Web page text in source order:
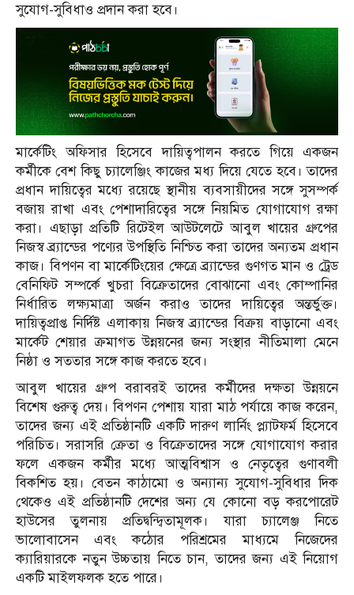
সুযোগ-সুবিধাও প্রদান করা হবে।
মার্কেটিং অফিসার হিসেবে দায়িত্বপালন করতে গিয়ে একজন
কর্মীকে বেশ কিছু চ্যালেঞ্জিং কাজের মধ্য দিয়ে যেতে হবে। তাদের
প্রধান দায়িত্বের মধ্যে রয়েছে স্থানীয় ব্যবসায়ীদের সঙ্গে সুসম্পর্ক
বজায় রাখা এবং পেশাদারিত্বের সঙ্গে নিয়মিত যোগাযোগ রক্ষা
করা। এছাড়া প্রতিটি রিটেইল আউটলেটে আবুল খায়ের গ্রুপের
নিজস্ব ব্র্যান্ডের পণ্যের উপস্থিতি নিশ্চিত করা তাদের অন্যতম প্রধান
কাজ। বিপণন বা মার্কেটিংয়ের ক্ষেত্রে ব্র্যান্ডের গুণগত মান ও ট্রেড
বেনিফিট সম্পর্কে খুচরা বিক্রেতাদের বোঝানো এবং কোম্পানির
নির্ধারিত লক্ষ্যমাত্রা অর্জন করাও তাদের দায়িত্বের অন্তর্ভুক্ত।
দায়িত্বপ্রাপ্ত নির্দিষ্ট এলাকায় নিজস্ব ব্র্যান্ডের বিক্রয় বাড়ানো এবং
মার্কেট শেয়ার ক্রমাগত উন্নয়নের জন্য সংস্থার নীতিমালা মেনে
নিষ্ঠা ও সততার সঙ্গে কাজ করতে হবে।
আবুল খায়ের গ্রুপ বরাবরই তাদের কর্মীদের দক্ষতা উন্নয়নে
বিশেষ গুরুত্ব দেয়। বিপণন পেশায় যারা মাঠ পর্যায়ে কাজ করেন,
তাদের জন্য এই প্রতিষ্ঠানটি একটি দারুণ লার্নিং প্ল্যাটফর্ম হিসেবে
পরিচিত। সরাসরি ক্রেতা ও বিক্রেতাদের সঙ্গে যোগাযোগ করার
ফলে একজন কর্মীর মধ্যে আত্মবিশ্বাস ও নেতৃত্বের গুণাবলী
বিকশিত হয়। বেতন কাঠামো ও অন্যান্য সুযোগ-সুবিধার দিক
থেকেও এই প্রতিষ্ঠানটি দেশের অন্য যে কোনো বড় করপোরেট
হাউসের তুলনায় প্রতিদ্বন্দ্বিতামূলক। যারা চ্যালেঞ্জ নিতে
ভালোবাসেন এবং কঠোর পরিশ্রমের মাধ্যমে নিজেদের
ক্যারিয়ারকে নতুন উচ্চতায় নিতে চান, তাদের জন্য এই নিয়োগ
একটি মাইলফলক হতে পারে।